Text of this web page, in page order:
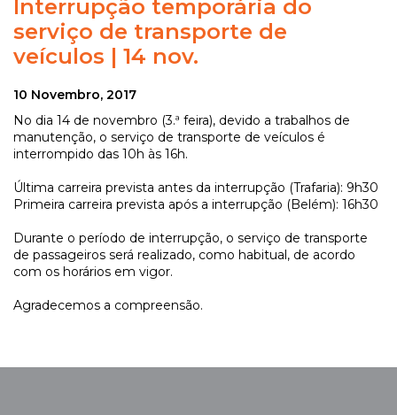
Interrupção temporária do
serviço de transporte de
veículos | 14 nov.
10 Novembro, 2017
No dia 14 de novembro (3.ª feira), devido a trabalhos de
manutenção, o serviço de transporte de veículos é
interrompido das 10h às 16h.
Última carreira prevista antes da interrupção (Trafaria): 9h30
Primeira carreira prevista após a interrupção (Belém): 16h30
Durante o período de interrupção, o serviço de transporte
de passageiros será realizado, como habitual, de acordo
com os horários em vigor.
Agradecemos a compreensão.